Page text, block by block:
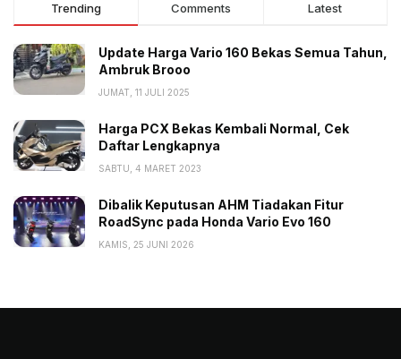
Trending Comments Latest
Update Harga Vario 160 Bekas Semua Tahun,
Ambruk Brooo
JUMAT, 11 JULI 2025
Harga PCX Bekas Kembali Normal, Cek
Daftar Lengkapnya
SABTU, 4 MARET 2023
Dibalik Keputusan AHM Tiadakan Fitur
RoadSync pada Honda Vario Evo 160
KAMIS, 25 JUNI 2026